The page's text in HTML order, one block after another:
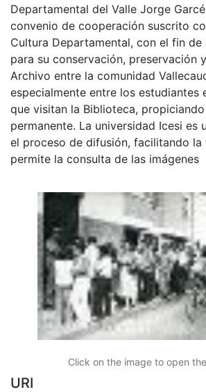
Departamental del Valle Jorge
convenio de cooperación suscrito
Cultura Departamental, con el fin de
para su conservación, preservación
Archivo entre la comunidad
especialmente entre los estudiantes
que visitan la Biblioteca,
permanente. La universidad Icesi es
el proceso de difusión, facilitando la
permite la consulta de las imágenes
Click on the image to open
URI